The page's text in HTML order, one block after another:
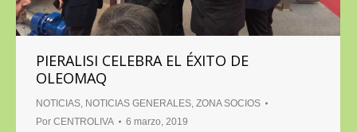
PIERALISI CELEBRA EL ÉXITO DE
OLEOMAQ
NOTICIAS NOTICIAS GENERALES ZONA SOCIOS
Por CENTROLIVA 6 marzo, 2019